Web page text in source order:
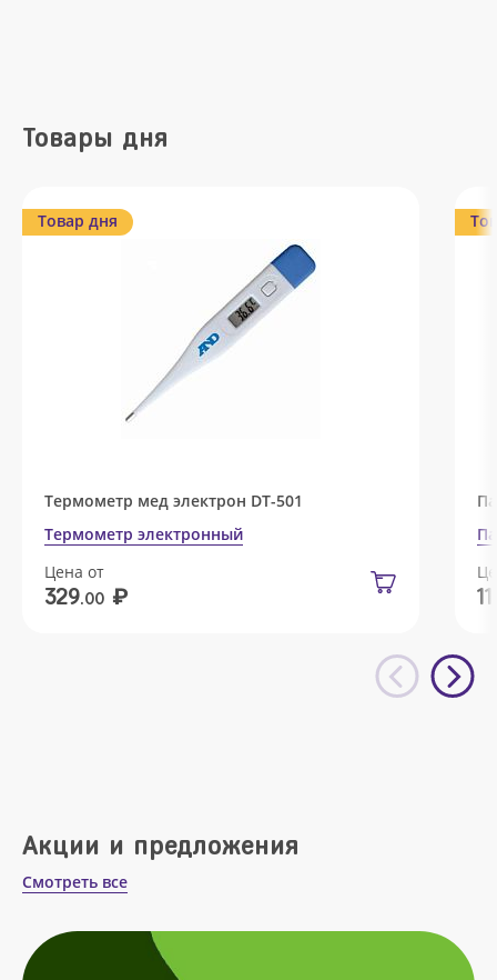
Товары дня
Товар дня
Термометр мед электрон DT-501
Термометр электронный
Цена от
329.00 ₽ 11
Акции и предложения
Смотреть все